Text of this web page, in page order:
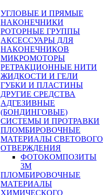
УГЛОВЫЕ И ПРЯМЫЕ
НАКОНЕЧНИКИ
РОТОРНЫЕ ГРУППЫ
АКСЕССУАРЫ ДЛЯ
НАКОНЕЧНИКОВ
МИКРОМОТОРЫ
РЕТРАКЦИОННЫЕ НИТИ
ЖИДКОСТИ И ГЕЛИ
ГУБКИ И ПЛАСТИНЫ
ДРУГИЕ СРЕДСТВА
АДГЕЗИВНЫЕ
(БОНДИНГОВЫЕ)
СИСТЕМЫ И ПРОТРАВКИ
ПЛОМБИРОВОЧНЫЕ
МАТЕРИАЛЫ СВЕТОВОГО
ОТВЕРЖДЕНИЯ
ФОТОКОМПОЗИТЫ
3М
ПЛОМБИРОВОЧНЫЕ
МАТЕРИАЛЫ
ХИМИЧЕСКОГО